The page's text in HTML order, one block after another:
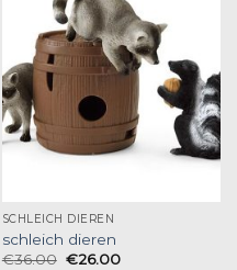
SCHLEICH DIEREN
schleich dieren
€36.00 €26.00